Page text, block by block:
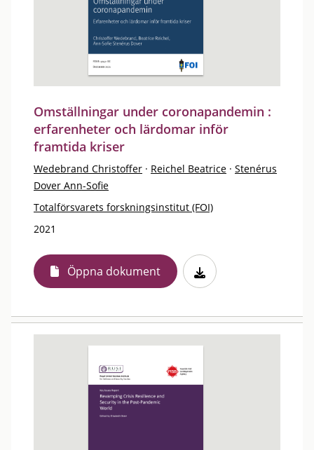
Omställningar under coronapandemin :
erfarenheter och lärdomar inför
framtida kriser
Wedebrand Christoffer · Reichel Beatrice · Stenérus
Dover Ann-Sofie
Totalförsvarets forskningsinstitut (FOI)
2021
Öppna dokument